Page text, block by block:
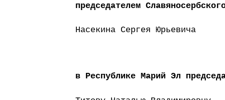
председателем
Насекина Сергея Юрьевича
в Республике Марий Эл